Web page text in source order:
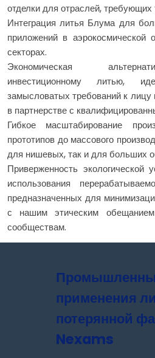
отделки для отраслей, требующих
Интеграция литья Блума для
приложений в
секторах.
Экономическая
инвестиционному литью,
замысловатых требований к
в партнерстве с
Гибкое масштабирование
прототипов до массового
для нишевых, так и для больших
Приверженность экологической
использования
предназначенных для
с нашим этическим
сообществам.
применения
потерянной
Nexams